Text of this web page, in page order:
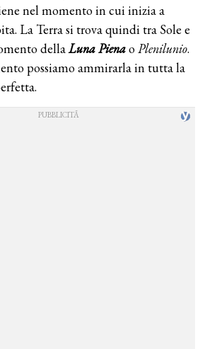
nel momento in cui inizia a
La Terra si trova quindi tra Sole e
dellaLuna PienaoPlenilunio.
possiamo ammirarla in tutta la